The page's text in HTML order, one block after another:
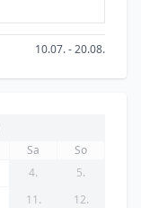
10.07. - 20.08.
Sa
So
4.
5.
11.
12.